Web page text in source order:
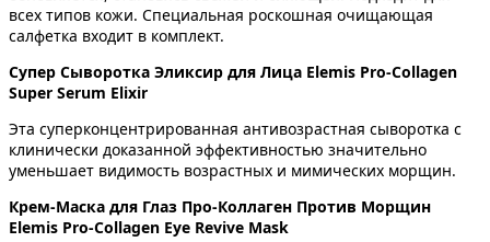
всех типов кожи. Специальная роскошная очищающая
салфетка входит в комплект.
Супер Сыворотка Эликсир для Лица Elemis Pro-Collagen
Super Serum Elixir
Эта суперконцентрированная антивозрастная сыворотка с
клинически доказанной эффективностью значительно
уменьшает видимость возрастных и мимических морщин.
Крем-Маска для Глаз Про-Коллаген Против Морщин
Elemis Pro-Collagen Eye Revive Mask